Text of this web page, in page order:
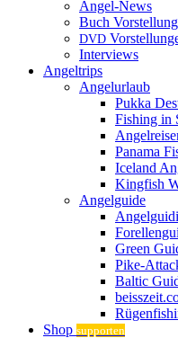
Angel-News
Buch
DVD
Interviews
Angeltrips
Angelurlaub
Pukka
Fishing in
Panama
Iceland
Kingfish
Angelguide
Green
Pike-
Baltic
Shop supporten